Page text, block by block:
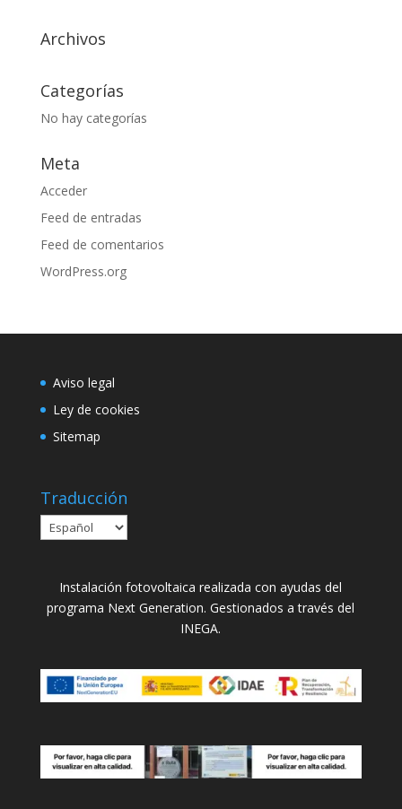
Archivos
Categorías
No hay categorías
Meta
Acceder
Feed de entradas
Feed de comentarios
WordPress.org
Aviso legal
Ley de cookies
Sitemap
Traducción
Instalación fotovoltaica realizada con ayudas del
programa Next Generation. Gestionados a través del
INEGA.